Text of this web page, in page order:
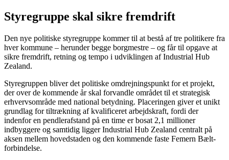
Styregruppe skal sikre fremdrift
Den nye politiske styregruppe kommer til at bestå af tre politikere fra
hver kommune – herunder begge borgmestre – og får til opgave at
sikre fremdrift, retning og tempo i udviklingen af Industrial Hub
Zealand.
Styregruppen bliver det politiske omdrejningspunkt for et projekt,
der over de kommende år skal forvandle området til et strategisk
erhvervsområde med national betydning. Placeringen giver et unikt
grundlag for tiltrækning af kvalificeret arbejdskraft, fordi der
indenfor en pendlerafstand på en time er bosat 2,1 millioner
indbyggere og samtidig ligger Industrial Hub Zealand centralt på
aksen mellem hovedstaden og den kommende faste Femern Bælt-
forbindelse.